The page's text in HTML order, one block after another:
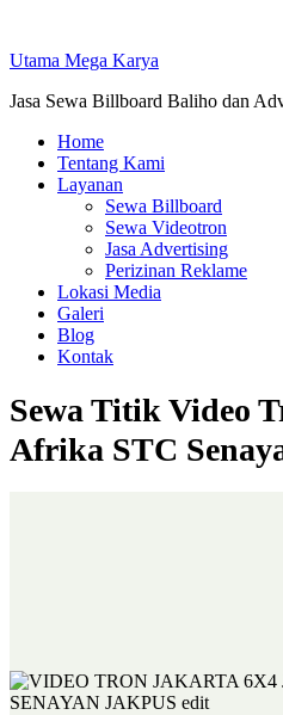
content
Utama Mega Karya
Jasa Sewa Billboard Baliho dan
Home
Tentang Kami
Layanan
Sewa Billboard
Sewa Videotron
Jasa Advertising
Perizinan Reklame
Lokasi Media
Galeri
Blog
Kontak
Sewa Titik Video
Afrika STC